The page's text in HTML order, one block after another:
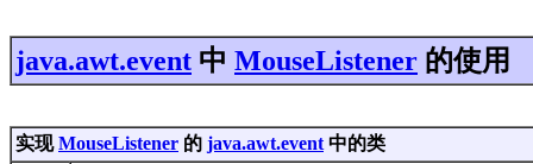
java.awt.event 中 MouseListener 的使用
实现MouseListener 的 java.awt.event 中的类